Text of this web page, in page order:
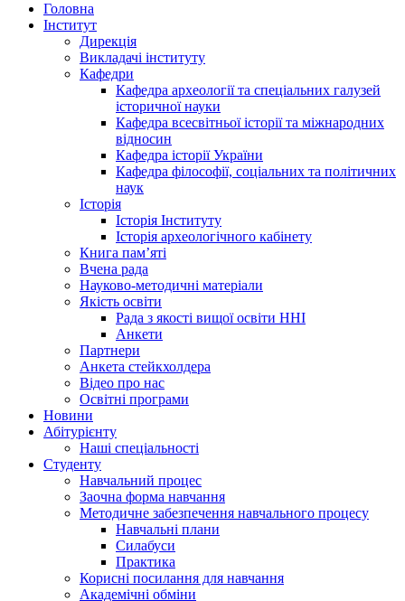
Головна
Інститут
Дирекція
Викладачі інституту
Кафедри
Кафедра археології та спеціальних галузей
історичної науки
Кафедра всесвітньої історії та міжнародних
відносин
Кафедра історії України
Кафедра філософії, соціальних та політичних
наук
Історія
Історія Інституту
Історія археологічного кабінету
Книга памʼяті
Вчена рада
Науково-методичні матеріали
Якість освіти
Рада з якості вищої освіти ННІ
Анкети
Партнери
Анкета стейкхолдера
Відео про нас
Освітні програми
Hовини
Абітурієнту
Наші спеціальності
Студенту
Навчальний процес
Заочна форма навчання
Методичне забезпечення навчального процесу
Навчальні плани
Силабуси
Практика
Корисні посилання для навчання
Академічні обміни